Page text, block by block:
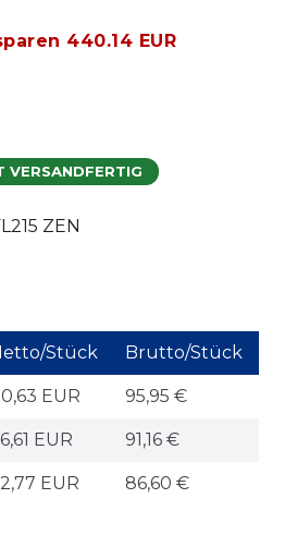
440.14 EUR
VERSANDFERTIG
ZEN
Stück Brutto/Stück
EUR 95,95 €
EUR 91,16 €
EUR 86,60 €